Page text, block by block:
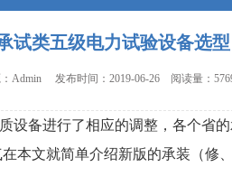
试类五级电力试验设备选型
Admin 发布时间：2019-06-26 阅读量：
设备进行了相应的调整，各个省
本文就简单介绍新版的承装（修